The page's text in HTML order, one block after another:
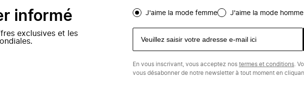
informé
exclusives et les
J'aime la mode femme J'aime la mode homme
En vous inscrivant, vous acceptez nos termes et conditions .
vous désabonner de notre newsletter à tout moment en